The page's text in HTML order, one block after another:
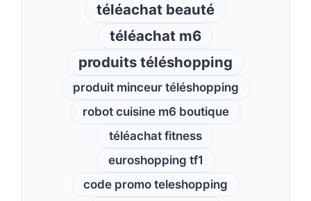
téléachat beauté
téléachat m6
produits téléshopping
produit minceur téléshopping
robot cuisine m6 boutique
téléachat fitness
euroshopping tf1
code promo teleshopping